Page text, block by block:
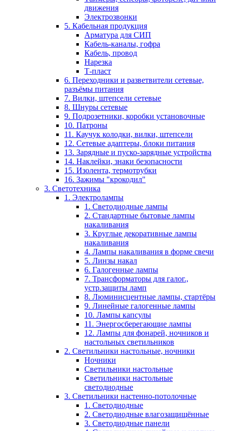
движения
Электрозвонки
5. Кабельная продукция
Арматура для СИП
Кабель-каналы, гофра
Кабель, провод
Нарезка
Т-пласт
6. Переходники и разветвители сетевые,
разъёмы питания
7. Вилки, штепсели сетевые
8. Шнуры сетевые
9. Подрозетники, коробки установочные
10. Патроны
11. Каучук колодки, вилки, штепсели
12. Сетевые адаптеры, блоки питания
13. Зарядные и пуско-зарядные устройства
14. Наклейки, знаки безопасности
15. Изолента, термотрубки
16. Зажимы "крокодил"
3. Светотехника
1. Электролампы
1. Светодиодные лампы
2. Стандартные бытовые лампы
накаливания
3. Круглые декоративные лампы
накаливания
4. Лампы накаливания в форме свечи
5. Линзы накал
6. Галогенные лампы
7. Трансформаторы для галог.,
устр.защиты ламп
8. Люминисцентные лампы, стартёры
9. Линейные галогенные лампы
10. Лампы капсулы
11. Энергосберегающие лампы
12. Лампы для фонарей, ночников и
настольных светильников
2. Светильники настольные, ночники
Ночники
Светильники настольные
Светильники настольные
светодиодные
3. Светильники настенно-потолочные
1. Светодиодные
2. Светодиодные влагозащищённые
3. Светодиодные панели